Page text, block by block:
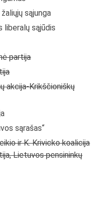
sąjunga
liberalų sąjūdis
partija
akcija-Krikščioniškų
sąrašas“
ir K. Krivicko koalicija
Lietuvos pensininkų